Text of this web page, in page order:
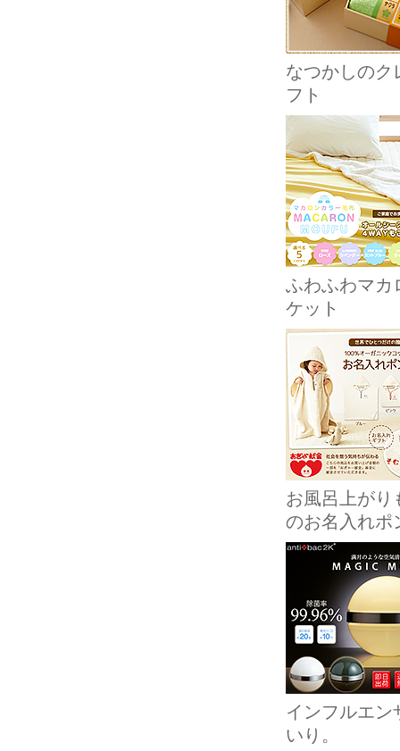
なつかしのク
フト
ふわふわマカ
ケット
お風呂上がり
のお名入れポ
インフルエ
いり。